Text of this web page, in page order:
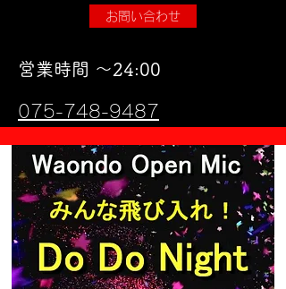
お問い合わせ
​営業時間 〜24:00
075-748-9487